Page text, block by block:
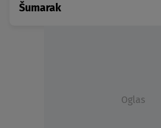
Šumarak
Oglas